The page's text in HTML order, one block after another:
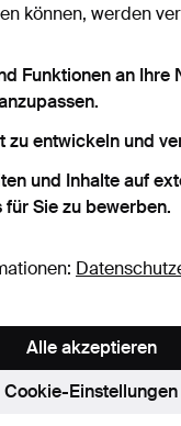
1 Gebot
können, werden
Funktionen an Ihre
zu entwickeln und
und Inhalte auf
für Sie zu bewerben.
Cookie-Einstellungen
Alle akzeptieren